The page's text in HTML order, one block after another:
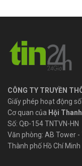
CÔNG TY TRUYỀN
Giấy phép hoạt động
Cơ quan của Hội
Số: QĐ-154 TNTVN-HN
Văn phòng: AB Tower -
Thành phố Hồ Chí Minh